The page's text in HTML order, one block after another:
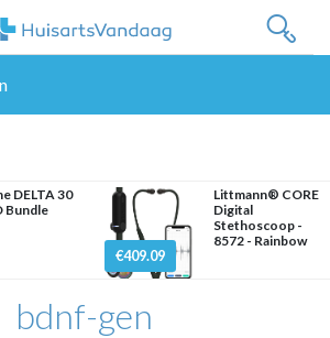
DELTA 30
Bundle
€409.09
Littmann® CORE
Digital
Stethoscoop -
8572 - Rainbow
bdnf-gen